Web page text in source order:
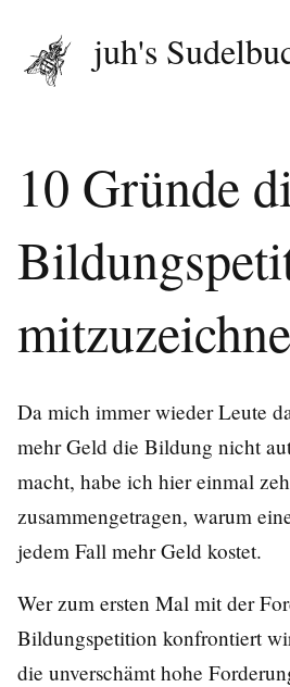
juh's
10 Gründe
Da mich immer wieder Leute
mehr Geld die Bildung nicht
macht, habe ich hier einmal
zusammengetragen, warum
jedem Fall mehr Geld kostet.
Wer zum ersten Mal mit der
Bildungspetition konfrontiert
die unverschämt hohe